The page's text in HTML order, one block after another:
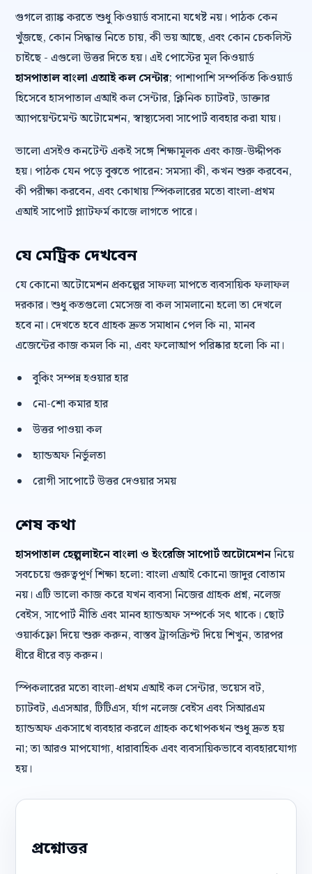
গুগলে র‍্যাঙ্ক করতে শুধু কিওয়ার্ড বসানো যথেষ্ট নয়। পাঠক কেন
খুঁজছে, কোন সিদ্ধান্ত নিতে চায়, কী ভয় আছে, এবং কোন চেকলিস্ট
চাইছে - এগুলো উত্তর দিতে হয়। এই পোস্টের মূল কিওয়ার্ড
হাসপাতাল বাংলা এআই কল সেন্টার; পাশাপাশি সম্পর্কিত কিওয়ার্ড
হিসেবে হাসপাতাল এআই কল সেন্টার, ক্লিনিক চ্যাটবট, ডাক্তার
অ্যাপয়েন্টমেন্ট অটোমেশন, স্বাস্থ্যসেবা সাপোর্ট ব্যবহার করা যায়।
ভালো এসইও কনটেন্ট একই সঙ্গে শিক্ষামূলক এবং কাজ-উদ্দীপক
হয়। পাঠক যেন পড়ে বুঝতে পারেন: সমস্যা কী, কখন শুরু করবেন,
কী পরীক্ষা করবেন, এবং কোথায় স্পিকলারের মতো বাংলা-প্রথম
এআই সাপোর্ট প্ল্যাটফর্ম কাজে লাগতে পারে।
যে মেট্রিক দেখবেন
যে কোনো অটোমেশন প্রকল্পের সাফল্য মাপতে ব্যবসায়িক ফলাফল
দরকার। শুধু কতগুলো মেসেজ বা কল সামলানো হলো তা দেখলে
হবে না। দেখতে হবে গ্রাহক দ্রুত সমাধান পেল কি না, মানব
এজেন্টের কাজ কমল কি না, এবং ফলোআপ পরিষ্কার হলো কি না।
বুকিং সম্পন্ন হওয়ার হার
নো-শো কমার হার
উত্তর পাওয়া কল
হ্যান্ডঅফ নির্ভুলতা
রোগী সাপোর্টে উত্তর দেওয়ার সময়
শেষ কথা
হাসপাতাল হেল্পলাইনে বাংলা ও ইংরেজি সাপোর্ট অটোমেশননিয়ে
সবচেয়ে গুরুত্বপূর্ণ শিক্ষা হলো: বাংলা এআই কোনো জাদুর বোতাম
নয়। এটি ভালো কাজ করে যখন ব্যবসা নিজের গ্রাহক প্রশ্ন, নলেজ
বেইস, সাপোর্ট নীতি এবং মানব হ্যান্ডঅফ সম্পর্কে সৎ থাকে। ছোট
ওয়ার্কফ্লো দিয়ে শুরু করুন, বাস্তব ট্রান্সক্রিপ্ট দিয়ে শিখুন, তারপর
ধীরে ধীরে বড় করুন।
স্পিকলারের মতো বাংলা-প্রথম এআই কল সেন্টার, ভয়েস বট,
চ্যাটবট, এএসআর, টিটিএস, র্যাগ নলেজ বেইস এবং সিআরএম
হ্যান্ডঅফ একসাথে ব্যবহার করলে গ্রাহক কথোপকথন শুধু দ্রুত হয়
না; তা আরও মাপযোগ্য, ধারাবাহিক এবং ব্যবসায়িকভাবে ব্যবহারযোগ্য
হয়।
প্রশ্নোত্তর